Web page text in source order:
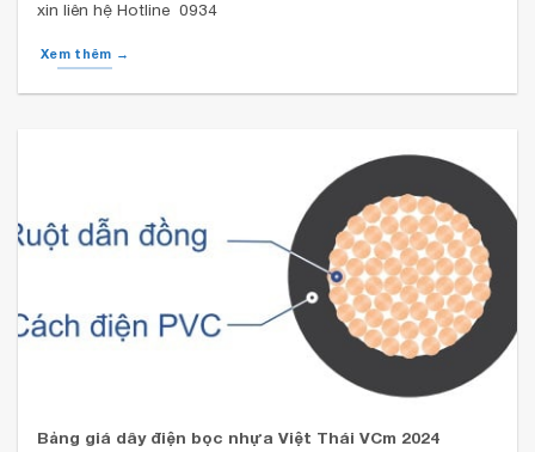
xin liên hệ Hotline 0934
Xem thêm →
Bảng giá dây điện bọc nhựa Việt Thái VCm 2024